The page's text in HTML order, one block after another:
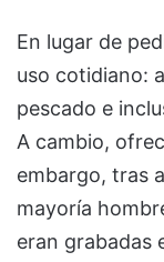
En lugar de
uso cotidiano:
pescado e
A cambio,
embargo, tras
mayoría
eran grabadas